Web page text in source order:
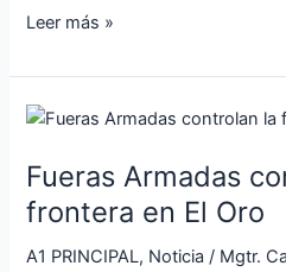
Leer más »
Fueras Armadas
frontera en El Oro
A1 PRINCIPAL, Noticia / Mgtr.
Fueras
controlan
la
frontera
en